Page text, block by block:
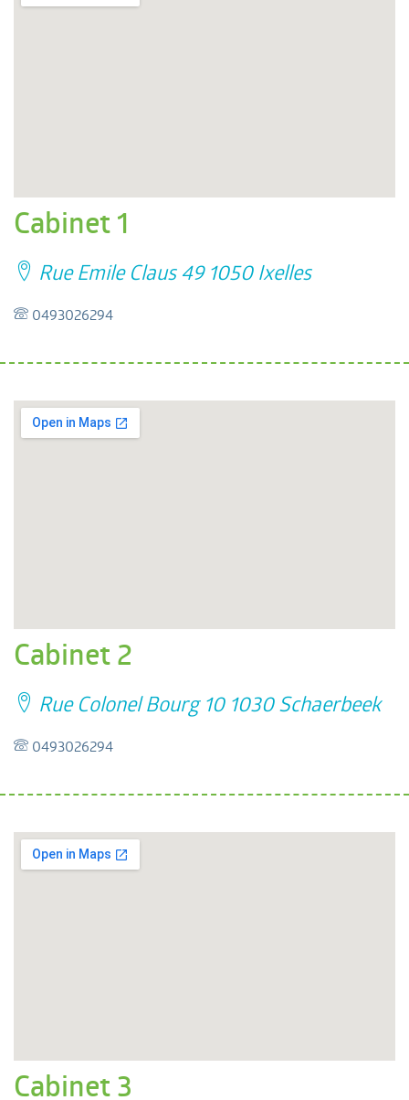
Cabinet 1
Rue Emile Claus 49 1050 Ixelles
0493026294
Cabinet 2
Rue Colonel Bourg 10 1030 Schaerbeek
0493026294
Cabinet 3